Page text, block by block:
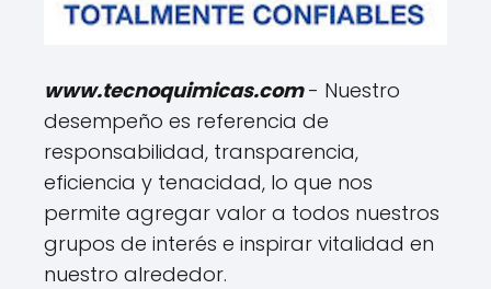
www.tecnoquimicas.com - Nuestro
desempeño es referencia de
responsabilidad, transparencia,
eficiencia y tenacidad, lo que nos
permite agregar valor a todos nuestros
grupos de interés e inspirar vitalidad en
nuestro alrededor.